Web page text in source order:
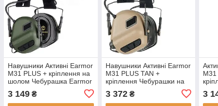
Навушники Активні Earmor
M31 PLUS + кріплення на
шолом Чебурашка Earmor
3 149 ₴
Навушники Активні Earmor
M31 PLUS TAN +
кріплення Чебурашки на
шолом MICH, FAST, ТОР
3 372₴ 3